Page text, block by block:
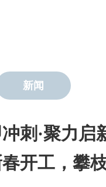
新闻
冲刺·聚力
开工，攀